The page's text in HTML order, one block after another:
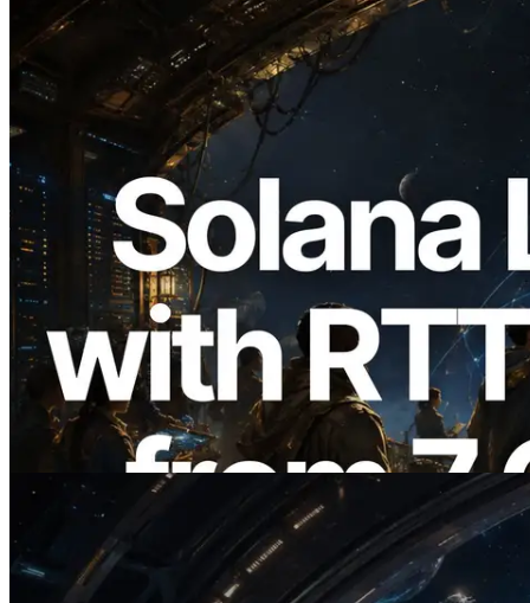
2026.08.05
ERPC Breidt Solana Leader Slot API Uit
met Pingmeting vanuit 7 Wereldwijde
Regio’s — Validators Information API
Ook Gelanceerd